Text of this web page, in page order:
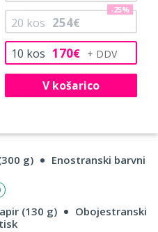
10 kos 170€
20 kos 254€
-25%
V košarico
g)
Enostranski barvni
(130 g)
Obojestranski